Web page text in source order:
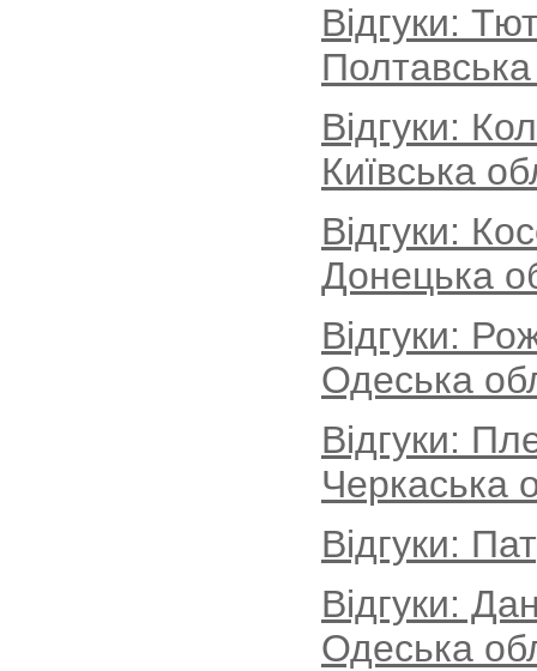
Відгуки:
Відгуки:
Київська
Відгуки:
Донецька
Відгуки:
Одеська
Відгуки:
Черкаська
Відгуки:
Відгуки:
Одеська